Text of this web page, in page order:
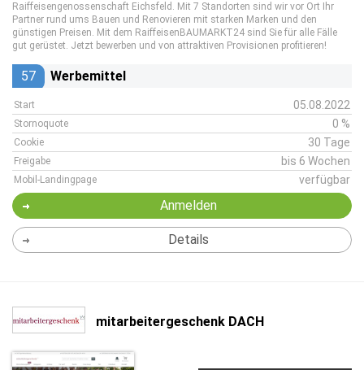
Raiffeisengenossenschaft Eichsfeld. Mit 7 Standorten sind wir vor Ort Ihr
Partner rund ums Bauen und Renovieren mit starken Marken und den
günstigen Preisen. Mit dem RaiffeisenBAUMARKT24 sind Sie für alle Fälle
gut gerüstet. Jetzt bewerben und von attraktiven Provisionen profitieren!
57 Werbemittel
Start 05.08.2022
Stornoquote 0 %
Cookie 30 Tage
Freigabe bis 6 Wochen
Mobil-Landingpage verfügbar
Anmelden
Details
mitarbeitergeschenk DACH